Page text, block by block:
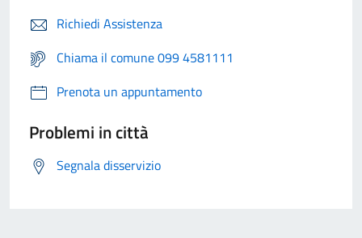
Richiedi Assistenza
Chiama il comune 099 4581111
Prenota un appuntamento
Problemi in città
Segnala disservizio